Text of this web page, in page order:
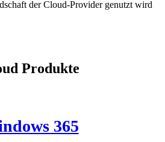
der Cloud-Provider genutzt wird
Produkte
365